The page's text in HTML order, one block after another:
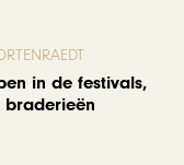
in de festivals,
braderieën